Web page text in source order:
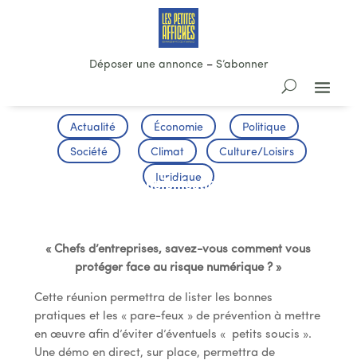
Déposer une annonce– S’abonner
Actualité Économie Politique
Société Climat Culture/Loisirs
Juridique
Réunion de sensibilisation eBusiness le
« Chefs d’entreprises, savez-vous comment vous
protéger face au risque numérique ? »
Cette réunion permettra de lister les bonnes
pratiques et les « pare-feux » de prévention à mettre
en œuvre afin d’éviter d’éventuels « petits soucis ».
Une démo en direct, sur place, permettra de